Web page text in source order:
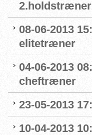
08-06-2013
elitetræner
04-06-2013
cheftræner
23-05-2013
10-04-2013